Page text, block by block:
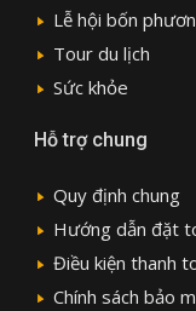
Lễ hội bốn
Tour du lịch
Sức khỏe
Hỗ trợ chung
Quy định chung
Hướng dẫn đặt
Điều kiện thanh
Chính sách bảo